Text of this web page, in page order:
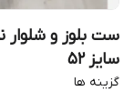
ست بلوز و شلوار
سایز 52
گزینه ها